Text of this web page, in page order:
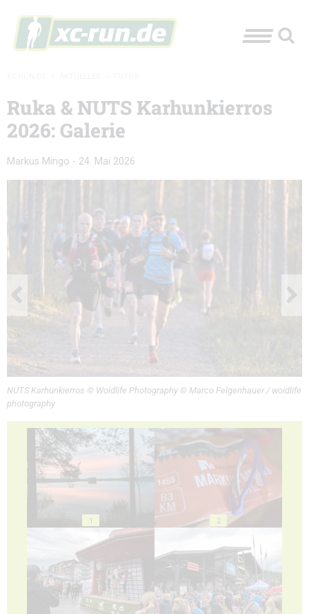
Ruka & NUTS Karhunkierros
2026: Galerie
Markus Mingo - 24. Mai 2026
NUTS Karhunkierros © Woidlife Photography © Marco Felgenhauer / woidlife
photography
1 2